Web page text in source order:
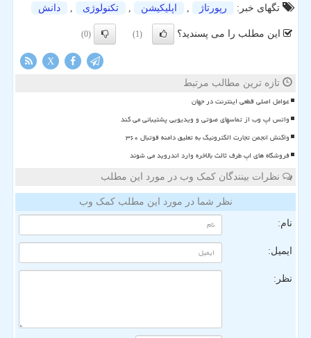
تگهای خبر:
رپورتاژ , اپلیكیشن , تكنولوژی , دانش
این مطلب را می پسندید؟ (1)
(0)
X
تازه ترین مطالب مرتبط
عوامل اصلی قطعی اینترنت در جهان
واتس اپ وب از تماسهای صوتی و ویدیویی پشتیبانی می کند
واکنش انجمن تجارت الکترونیک به تعلیق دامنه فوتبال ۳۶۰
فروشگاه های اپ طرف ثالث بالاخره وارد اندروید می شوند
نظرات بینندگان کمک وب در مورد این مطلب
نظر شما در مورد این مطلب کمک وب
نام:
ایمیل:
نظر: